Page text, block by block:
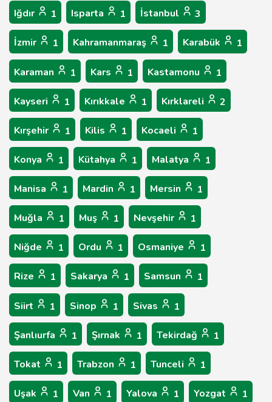
Iğdır 1 Isparta 1 İstanbul 3
İzmir 1 Kahramanmaraş 1 Karabük 1
Karaman 1 Kars 1 Kastamonu 1
Kayseri 1 Kırıkkale 1 Kırklareli 2
Kırşehir 1 Kilis 1 Kocaeli 1
Konya 1 Kütahya 1 Malatya 1
Manisa 1 Mardin 1 Mersin 1
Muğla 1 Muş 1 Nevşehir 1
Niğde 1 Ordu 1 Osmaniye 1
Rize 1 Sakarya 1 Samsun 1
Siirt 1 Sinop 1 Sivas 1
Şanlıurfa 1 Şırnak 1 Tekirdağ 1
Tokat 1 Trabzon 1 Tunceli 1
Uşak 1 Van 1 Yalova 1 Yozgat 1